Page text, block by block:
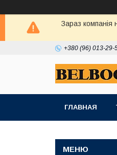
Зараз компанія
+380 (96) 013-29-
ГЛАВНАЯ